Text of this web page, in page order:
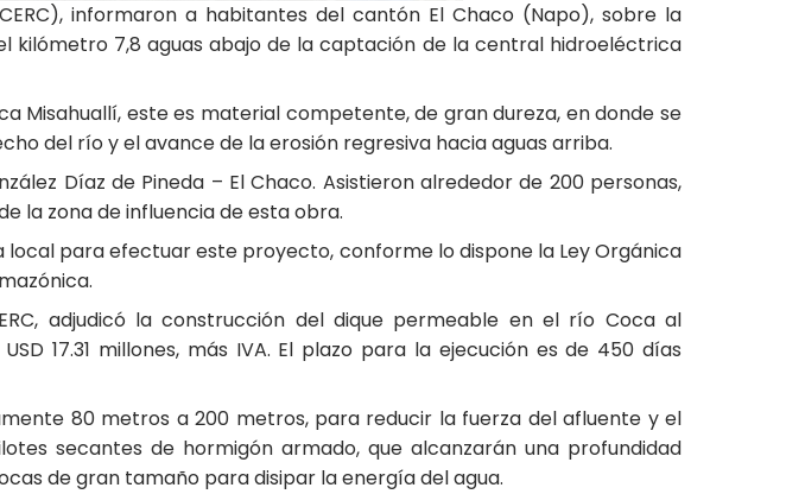
informaron a habitantes del cantón El Chaco (Napo), sobre la
kilómetro 7,8 aguas abajo de la captación de la central hidroeléctrica
Misahuallí, este es material competente, de gran dureza, en donde se
del río y el avance de la erosión regresiva hacia aguas arriba.
Díaz de Pineda – El Chaco. Asistieron alrededor de 200 personas,
la zona de influencia de esta obra.
para efectuar este proyecto, conforme lo dispone la Ley Orgánica
adjudicó la construcción del dique permeable en el río Coca al
17.31 millones, más IVA. El plazo para la ejecución es de 450 días
80 metros a 200 metros, para reducir la fuerza del afluente y el
secantes de hormigón armado, que alcanzarán una profundidad
de gran tamaño para disipar la energía del agua.